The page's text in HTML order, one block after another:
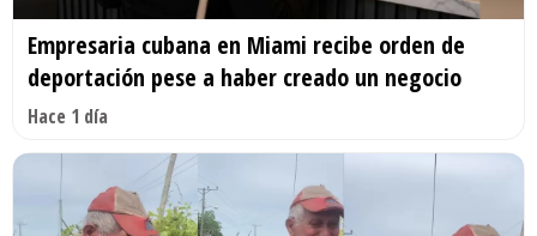
Empresaria cubana en Miami recibe orden de
deportación pese a haber creado un negocio
Hace 1 día